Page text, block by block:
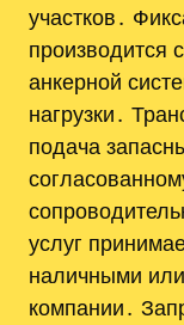
участков․
производится
анкерной
нагрузки․
подача
услуг
наличными
компании․